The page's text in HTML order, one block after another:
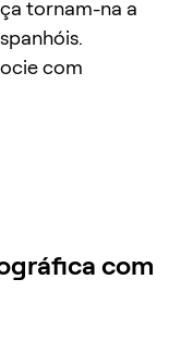
tornam-na a
com
com